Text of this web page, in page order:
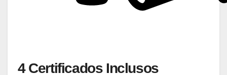
4 Certificados Inclusos